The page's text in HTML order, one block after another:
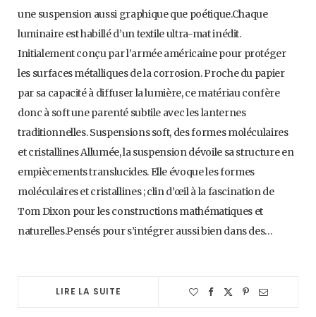
une suspension aussi graphique que poétique.Chaque
luminaire est habillé d’un textile ultra-mat inédit.
Initialement conçu par l’armée américaine pour protéger
les surfaces métalliques de la corrosion. Proche du papier
par sa capacité à diffuser la lumière, ce matériau confère
donc à soft une parenté subtile avec les lanternes
traditionnelles. Suspensions soft, des formes moléculaires
et cristallines Allumée, la suspension dévoile sa structure en
empiècements translucides. Elle évoque les formes
moléculaires et cristallines ; clin d’œil à la fascination de
Tom Dixon pour les constructions mathématiques et
naturelles.Pensés pour s’intégrer aussi bien dans des…
LIRE LA SUITE